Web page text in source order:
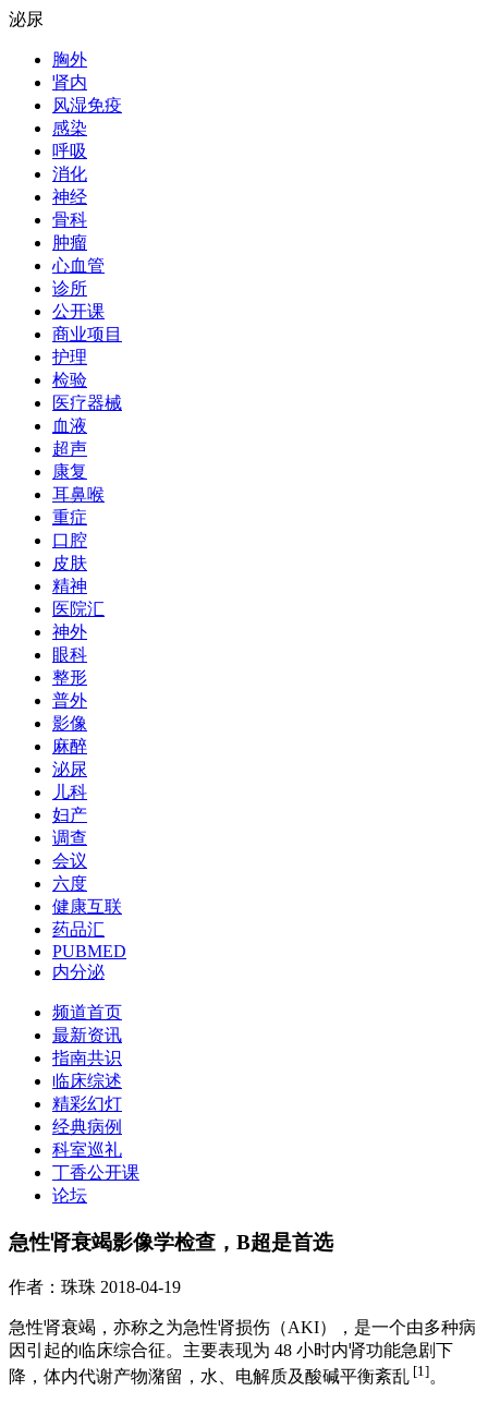
泌尿
胸外
肾内
风湿免疫
感染
呼吸
消化
神经
骨科
肿瘤
心血管
诊所
公开课
商业项目
护理
检验
医疗器械
血液
超声
康复
耳鼻喉
重症
口腔
皮肤
精神
医院汇
神外
眼科
整形
普外
影像
麻醉
泌尿
儿科
妇产
调查
会议
六度
健康互联
药品汇
PUBMED
内分泌
频道首页
最新资讯
指南共识
临床综述
精彩幻灯
经典病例
科室巡礼
丁香公开课
论坛
急性肾衰竭影像学检查，B超是首选
作者：珠珠 2018-04-19
急性肾衰竭，亦称之为急性肾损伤（AKI），是一个由多种病
因引起的临床综合征。主要表现为 48 小时内肾功能急剧下
降，体内代谢产物潴留，水、电解质及酸碱平衡紊乱 [1]。